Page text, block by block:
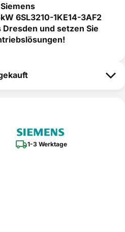
6SL3210-1KE14-3AF2
und setzen Sie
1-3 Werktage